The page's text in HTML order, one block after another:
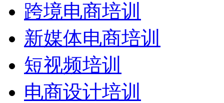
跨境电商培训
新媒体电商培训
短视频培训
电商设计培训